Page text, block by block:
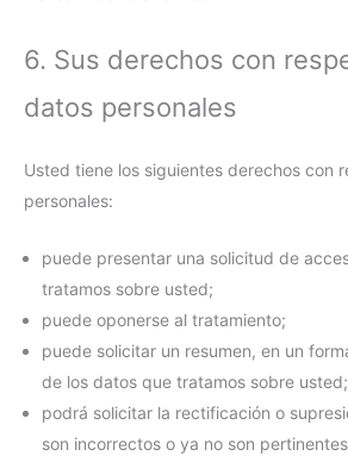
6. Sus derechos con
datos personales
Usted tiene los siguientes derechos con
personales:
puede presentar una solicitud de
tratamos sobre usted;
puede oponerse al tratamiento;
puede solicitar un resumen, en un
de los datos que tratamos sobre usted;
podrá solicitar la rectificación o
son incorrectos o ya no son